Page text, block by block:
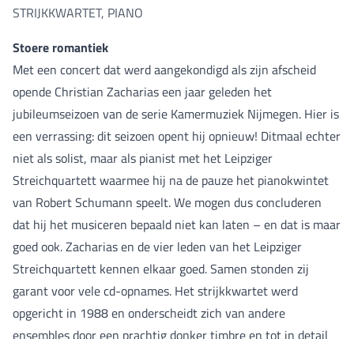
STRIJKKWARTET, PIANO
Stoere romantiek
Met een concert dat werd aangekondigd als zijn afscheid
opende Christian Zacharias een jaar geleden het
jubileumseizoen van de serie Kamermuziek Nijmegen. Hier is
een verrassing: dit seizoen opent hij opnieuw! Ditmaal echter
niet als solist, maar als pianist met het Leipziger
Streichquartett waarmee hij na de pauze het pianokwintet
van Robert Schumann speelt. We mogen dus concluderen
dat hij het musiceren bepaald niet kan laten – en dat is maar
goed ook. Zacharias en de vier leden van het Leipziger
Streichquartett kennen elkaar goed. Samen stonden zij
garant voor vele cd-opnames. Het strijkkwartet werd
opgericht in 1988 en onderscheidt zich van andere
ensembles door een prachtig donker timbre en tot in detail